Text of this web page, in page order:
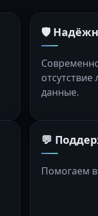
🛡️
данные.
💬
Помогаем